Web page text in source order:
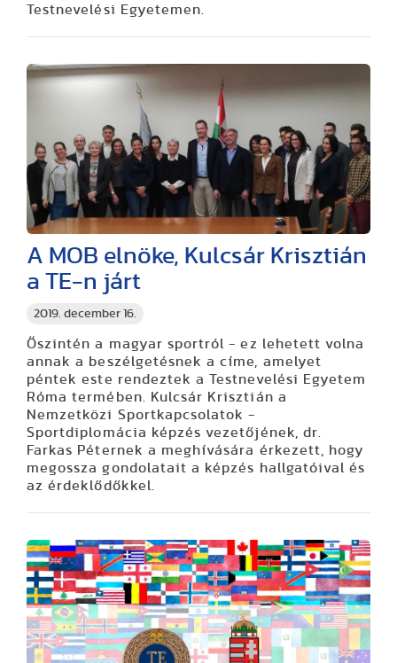
Testnevelési Egyetemen.
2019. december 16.
A MOB elnöke, Kulcsár Krisztián
a TE-n járt
Őszintén a magyar sportról - ez lehetett volna
annak a beszélgetésnek a címe, amelyet
péntek este rendeztek a Testnevelési Egyetem
Róma termében. Kulcsár Krisztián a
Nemzetközi Sportkapcsolatok -
Sportdiplomácia képzés vezetőjének, dr.
Farkas Péternek a meghívására érkezett, hogy
megossza gondolatait a képzés hallgatóival és
az érdeklődőkkel.